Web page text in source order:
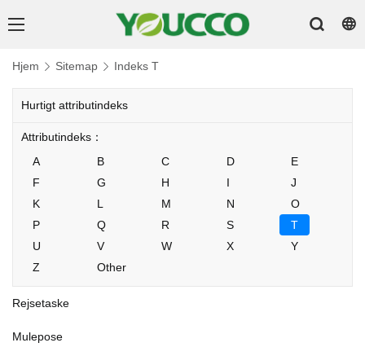
Hjem Sitemap Indeks T
Hurtigt attributindeks
Attributindeks：
A
B C D
E
F
G H I
J
K
L M N
O
P
Q R S
T
U
V W X
Y
Z
Other
Rejsetaske
Mulepose